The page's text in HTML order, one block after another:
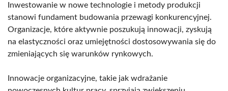
Inwestowanie w nowe technologie i metody produkcji
stanowi fundament budowania przewagi konkurencyjnej.
Organizacje, które aktywnie poszukują innowacji, zyskują
na elastyczności oraz umiejętności dostosowywania się do
zmieniających się warunków rynkowych.
Innowacje organizacyjne, takie jak wdrażanie